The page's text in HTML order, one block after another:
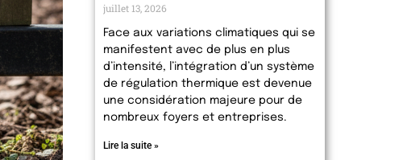
juillet 13, 2026
Face aux variations climatiques qui se
manifestent avec de plus en plus
d’intensité, l’intégration d’un système
de régulation thermique est devenue
une considération majeure pour de
nombreux foyers et entreprises.
Lire la suite »